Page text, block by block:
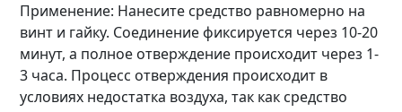
Применение: Нанесите средство равномерно на
винт и гайку. Соединение фиксируется через 10-20
минут, а полное отверждение происходит через 1-
3 часа. Процесс отверждения происходит в
условиях недостатка воздуха, так как средство